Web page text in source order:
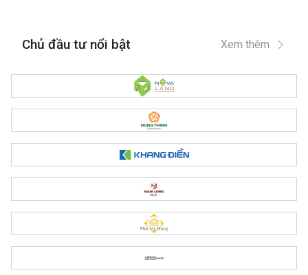
Chủ đầu tư nổi bật Xem thêm